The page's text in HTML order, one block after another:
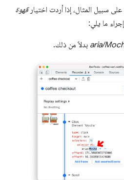
على سبيل المثال، إذا أردت اختيارقهوة
ما يلي:
aria/ بدلاً من ذلك.